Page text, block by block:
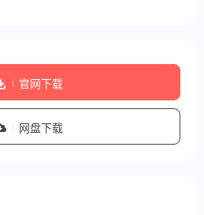
官网下载
网盘下载